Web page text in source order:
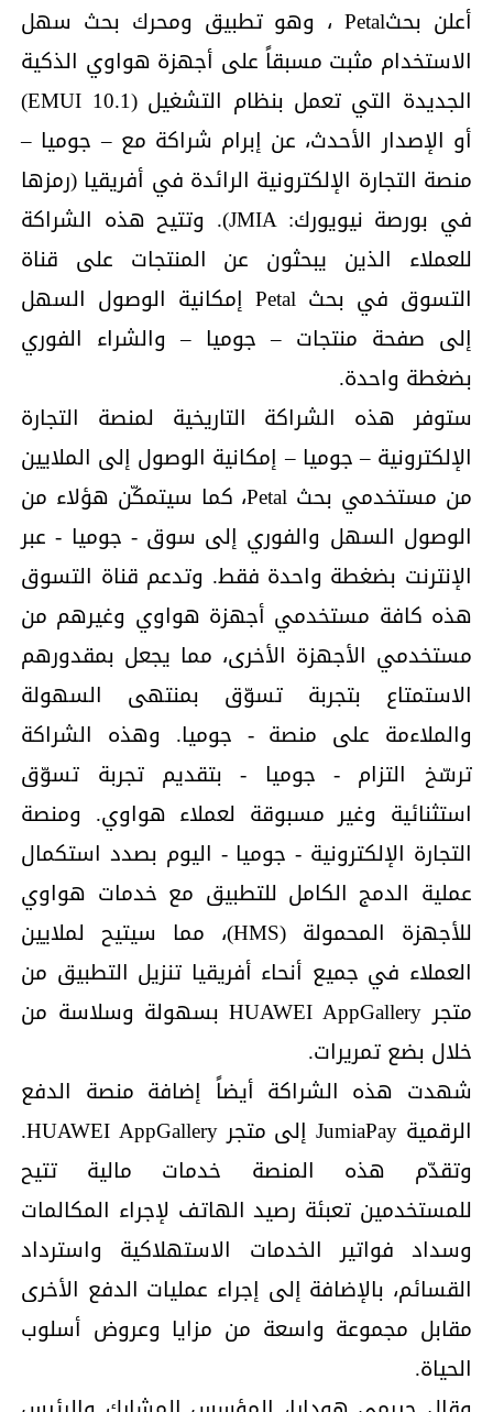
أعلن بحثPetal ، وهو تطبيق ومحرك بحث سهل
الاستخدام مثبت مسبقاً على أجهزة هواوي الذكية
الجديدة التي تعمل بنظام التشغيل (EMUI 10.1)
أو الإصدار الأحدث، عن إبرام شراكة مع – جوميا –
منصة التجارة الإلكترونية الرائدة في أفريقيا (رمزها
في بورصة نيويورك: JMIA). وتتيح هذه الشراكة
للعملاء الذين يبحثون عن المنتجات على قناة
التسوق في بحث Petal إمكانية الوصول السهل
إلى صفحة منتجات – جوميا – والشراء الفوري
بضغطة واحدة.
ستوفر هذه الشراكة التاريخية لمنصة التجارة
الإلكترونية – جوميا – إمكانية الوصول إلى الملايين
من مستخدمي بحث Petal، كما سيتمكّن هؤلاء من
الوصول السهل والفوري إلى سوق - جوميا - عبر
الإنترنت بضغطة واحدة فقط. وتدعم قناة التسوق
هذه كافة مستخدمي أجهزة هواوي وغيرهم من
مستخدمي الأجهزة الأخرى، مما يجعل بمقدورهم
الاستمتاع بتجربة تسوّق بمنتهى السهولة
والملاءمة على منصة - جوميا. وهذه الشراكة
ترسّخ التزام - جوميا - بتقديم تجربة تسوّق
استثنائية وغير مسبوقة لعملاء هواوي. ومنصة
التجارة الإلكترونية - جوميا - اليوم بصدد استكمال
عملية الدمج الكامل للتطبيق مع خدمات هواوي
للأجهزة المحمولة (HMS)، مما سيتيح لملايين
العملاء في جميع أنحاء أفريقيا تنزيل التطبيق من
متجر HUAWEI AppGallery بسهولة وسلاسة من
خلال بضع تمريرات.
شهدت هذه الشراكة أيضاً إضافة منصة الدفع
الرقمية JumiaPay إلى متجر HUAWEI AppGallery.
وتقدّم هذه المنصة خدمات مالية تتيح
للمستخدمين تعبئة رصيد الهاتف لإجراء المكالمات
وسداد فواتير الخدمات الاستهلاكية واسترداد
القسائم، بالإضافة إلى إجراء عمليات الدفع الأخرى
مقابل مجموعة واسعة من مزايا وعروض أسلوب
الحياة.